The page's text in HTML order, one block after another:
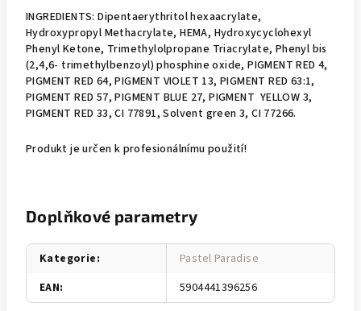
INGREDIENTS: Dipentaerythritol hexaacrylate,
Hydroxypropyl Methacrylate, HEMA, Hydroxycyclohexyl
Phenyl Ketone, Trimethylolpropane Triacrylate, Phenyl bis
(2,4,6- trimethylbenzoyl) phosphine oxide, PIGMENT RED 4,
PIGMENT RED 64, PIGMENT VIOLET 13, PIGMENT RED 63:1,
PIGMENT RED 57, PIGMENT BLUE 27, PIGMENT YELLOW 3,
PIGMENT RED 33, CI 77891, Solvent green 3, CI 77266.
Produkt je určen k profesionálnímu použití!
Doplňkové parametry
Kategorie:
Pastel Paradise
EAN: 5904441396256